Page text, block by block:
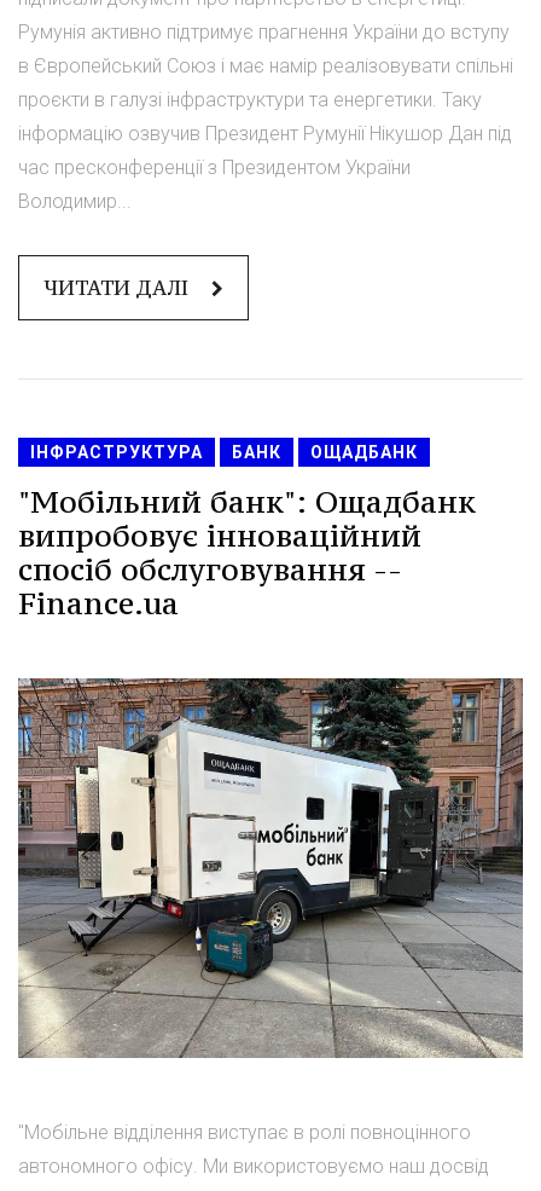
Румунія активно підтримує прагнення України до вступу
в Європейський Союз і має намір реалізовувати спільні
проєкти в галузі інфраструктури та енергетики. Таку
інформацію озвучив Президент Румунії Нікушор Дан під
час пресконференції з Президентом України
Володимир...
ЧИТАТИ ДАЛІ
ІНФРАСТРУКТУРА БАНК ОЩАДБАНК
"Мобільний банк": Ощадбанк
випробовує інноваційний
спосіб обслуговування --
Finance.ua
"Мобільне відділення виступає в ролі повноцінного
автономного офісу. Ми використовуємо наш досвід